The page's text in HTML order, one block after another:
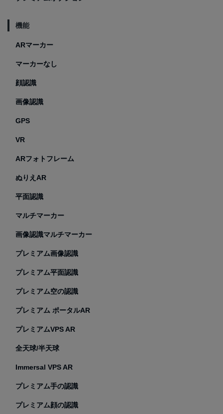
機能
ARマーカー
マーカーなし
顔認識
画像認識
GPS
VR
ARフォトフレーム
ぬりえAR
平面認識
マルチマーカー
画像認識マルチマーカー
プレミアム画像認識
プレミアム平面認識
プレミアム空の認識
プレミアム ポータルAR
プレミアムVPS AR
全天球/半天球
Immersal VPS AR
プレミアム手の認識
プレミアム顔の認識